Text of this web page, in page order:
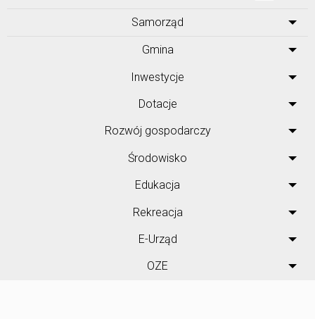
Samorząd
Gmina
Inwestycje
Dotacje
Rozwój gospodarczy
Środowisko
Edukacja
Rekreacja
E-Urząd
OZE